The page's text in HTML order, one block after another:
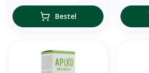
Bestel